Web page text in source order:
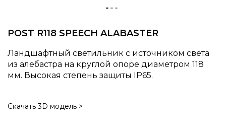
POST R118 SPEECH ALABASTER
Ландшафтный светильник с источником света
из алебастра на круглой опоре диаметром 118
мм. Высокая степень защиты IP65.
Скачать 3D модель >